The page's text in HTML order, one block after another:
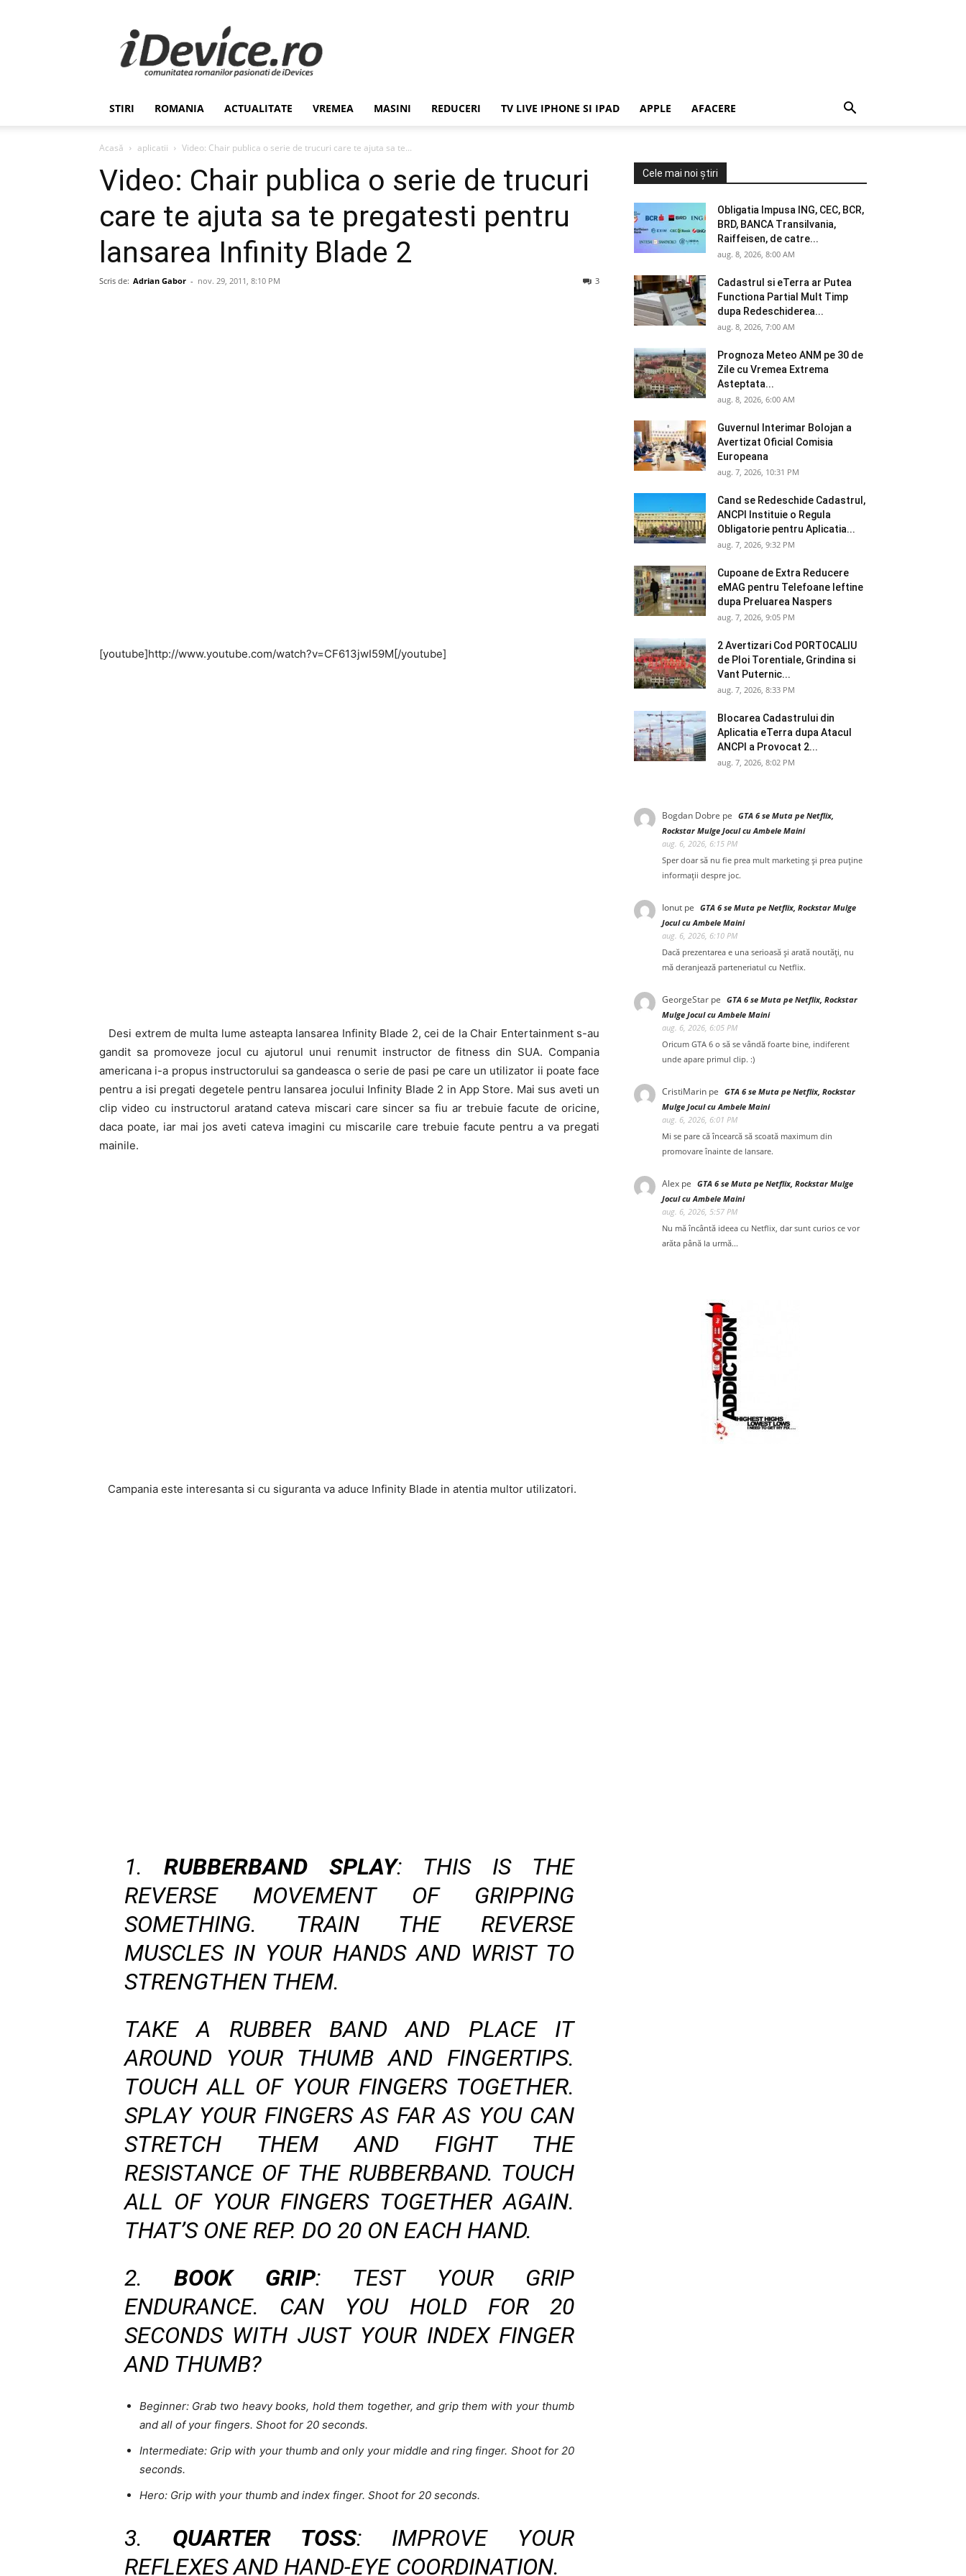
Stiri
de
Ultima
Ora
Romania,
Economie,
–
iDevice.ro
STIRI ROMANIA ACTUALITATE VREMEA MASINI REDUCERI TV LIVE IPHONE SI IPAD APPLE AFACERE
Acasă aplicatii Video: Chair publica o serie de trucuri care te ajuta sa te...
Video: Chair publica o serie de trucuri
care te ajuta sa te pregatesti pentru
lansarea Infinity Blade 2
Scris de: Adrian Gabor - nov. 29, 2011, 8:10 PM 3
[youtube]http://www.youtube.com/watch?v=CF613jwI59M[/youtube]
Desi extrem de multa lume asteapta lansarea Infinity Blade 2, cei de la Chair Entertainment s-au
gandit sa promoveze jocul cu ajutorul unui renumit instructor de fitness din SUA. Compania
americana i-a propus instructorului sa gandeasca o serie de pasi pe care un utilizator ii poate face
pentru a isi pregati degetele pentru lansarea jocului Infinity Blade 2 in App Store. Mai sus aveti un
clip video cu instructorul aratand cateva miscari care sincer sa fiu ar trebuie facute de oricine,
daca poate, iar mai jos aveti cateva imagini cu miscarile care trebuie facute pentru a va pregati
mainile.
Campania este interesanta si cu siguranta va aduce Infinity Blade in atentia multor utilizatori.
1. RUBBERBAND SPLAY: THIS IS THE
REVERSE MOVEMENT OF GRIPPING
SOMETHING. TRAIN THE REVERSE
MUSCLES IN YOUR HANDS AND WRIST TO
STRENGTHEN THEM.
TAKE A RUBBER BAND AND PLACE IT
AROUND YOUR THUMB AND FINGERTIPS.
TOUCH ALL OF YOUR FINGERS TOGETHER.
SPLAY YOUR FINGERS AS FAR AS YOU CAN
STRETCH THEM AND FIGHT THE
RESISTANCE OF THE RUBBERBAND. TOUCH
ALL OF YOUR FINGERS TOGETHER AGAIN.
THAT’S ONE REP. DO 20 ON EACH HAND.
2.BOOK GRIP: TEST YOUR GRIP
ENDURANCE. CAN YOU HOLD FOR 20
SECONDS WITH JUST YOUR INDEX FINGER
AND THUMB?
Beginner: Grab two heavy books, hold them together, and grip them with your thumb
and all of your fingers. Shoot for 20 seconds.
Intermediate: Grip with your thumb and only your middle and ring finger. Shoot for 20
seconds.
Hero: Grip with your thumb and index finger. Shoot for 20 seconds.
3. QUARTER TOSS: IMPROVE YOUR
REFLEXES AND HAND-EYE COORDINATION.
Cele mai noi știri
Obligatia Impusa ING, CEC, BCR,
BRD, BANCA Transilvania,
Raiffeisen, de catre...
aug. 8, 2026, 8:00 AM
Cadastrul si eTerra ar Putea
Functiona Partial Mult Timp
dupa Redeschiderea...
aug. 8, 2026, 7:00 AM
Prognoza Meteo ANM pe 30 de
Zile cu Vremea Extrema
Asteptata...
aug. 8, 2026, 6:00 AM
Guvernul Interimar Bolojan a
Avertizat Oficial Comisia
Europeana
aug. 7, 2026, 10:31 PM
Cand se Redeschide Cadastrul,
ANCPI Instituie o Regula
Obligatorie pentru Aplicatia...
aug. 7, 2026, 9:32 PM
Cupoane de Extra Reducere
eMAG pentru Telefoane Ieftine
dupa Preluarea Naspers
aug. 7, 2026, 9:05 PM
2 Avertizari Cod PORTOCALIU
de Ploi Torentiale, Grindina si
Vant Puternic...
aug. 7, 2026, 8:33 PM
Blocarea Cadastrului din
Aplicatia eTerra dupa Atacul
ANCPI a Provocat 2...
aug. 7, 2026, 8:02 PM
Bogdan Dobre pe GTA 6 se Muta pe Netflix,
Rockstar Mulge Jocul cu Ambele Maini
aug. 6, 2026, 6:15 PM
Sper doar să nu fie prea mult marketing și prea puține
informații despre joc.
Ionut pe GTA 6 se Muta pe Netflix, Rockstar Mulge
Jocul cu Ambele Maini
aug. 6, 2026, 6:10 PM
Dacă prezentarea e una serioasă și arată noutăți, nu
mă deranjează parteneriatul cu Netflix.
GeorgeStar pe GTA 6 se Muta pe Netflix, Rockstar
Mulge Jocul cu Ambele Maini
aug. 6, 2026, 6:05 PM
Oricum GTA 6 o să se vândă foarte bine, indiferent
unde apare primul clip. :)
CristiMarin pe GTA 6 se Muta pe Netflix, Rockstar
Mulge Jocul cu Ambele Maini
aug. 6, 2026, 6:01 PM
Mi se pare că încearcă să scoată maximum din
promovare înainte de lansare.
Alex pe GTA 6 se Muta pe Netflix, Rockstar Mulge
Jocul cu Ambele Maini
aug. 6, 2026, 5:57 PM
Nu mă încântă ideea cu Netflix, dar sunt curios ce vor
arăta până la urmă...